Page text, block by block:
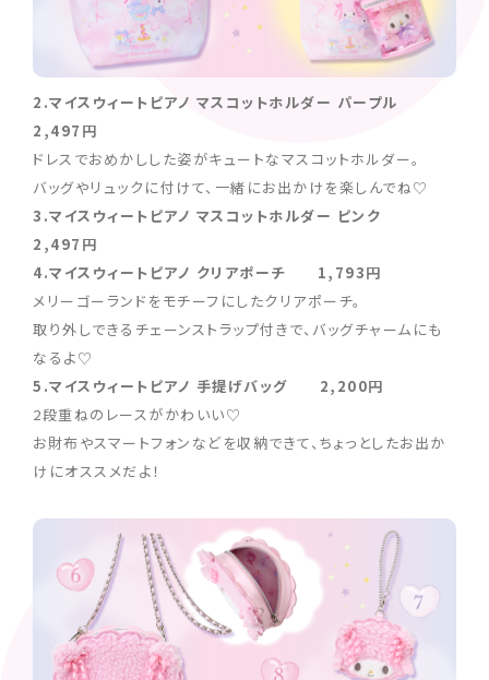
2.マイスウィートピアノ マスコットホルダー パープル
2,497円
ドレスでおめかしした姿がキュートなマスコットホルダー。
バッグやリュックに付けて、一緒にお出かけを楽しんでね♡
3.マイスウィートピアノ マスコットホルダー ピンク
2,497円
4.マイスウィートピアノ クリアポーチ 1,793円
メリーゴーランドをモチーフにしたクリアポーチ。
取り外しできるチェーンストラップ付きで、バッグチャームにも
なるよ♡
5.マイスウィートピアノ 手提げバッグ 2,200円
2段重ねのレースがかわいい♡
お財布やスマートフォンなどを収納できて、ちょっとしたお出か
けにオススメだよ！